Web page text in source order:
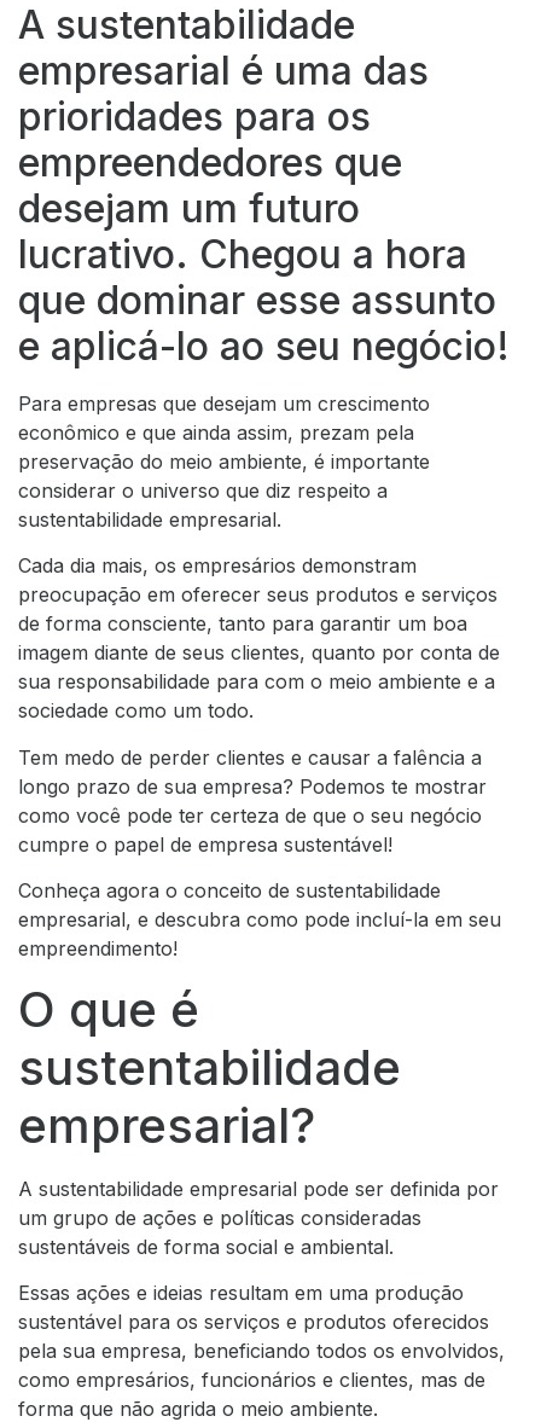
A sustentabilidade
empresarial é uma das
prioridades para os
empreendedores que
desejam um futuro
lucrativo. Chegou a hora
que dominar esse assunto
e aplicá-lo ao seu negócio!
Para empresas que desejam um crescimento
econômico e que ainda assim, prezam pela
preservação do meio ambiente, é importante
considerar o universo que diz respeito a
sustentabilidade empresarial.
Cada dia mais, os empresários demonstram
preocupação em oferecer seus produtos e serviços
de forma consciente, tanto para garantir um boa
imagem diante de seus clientes, quanto por conta de
sua responsabilidade para com o meio ambiente e a
sociedade como um todo.
Tem medo de perder clientes e causar a falência a
longo prazo de sua empresa? Podemos te mostrar
como você pode ter certeza de que o seu negócio
cumpre o papel de empresa sustentável!
Conheça agora o conceito de sustentabilidade
empresarial, e descubra como pode incluí-la em seu
empreendimento!
O que é
sustentabilidade
empresarial?
A sustentabilidade empresarial pode ser definida por
um grupo de ações e políticas consideradas
sustentáveis de forma social e ambiental.
Essas ações e ideias resultam em uma produção
sustentável para os serviços e produtos oferecidos
pela sua empresa, beneficiando todos os envolvidos,
como empresários, funcionários e clientes, mas de
forma que não agrida o meio ambiente.